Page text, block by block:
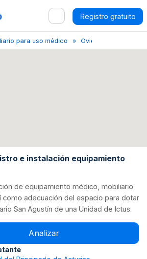
Registro gratuito
para uso médico Oviedo
e instalación equipamiento
de equipamiento médico, mobiliario
como adecuación del espacio para dotar
San Agustín de una Unidad de Ictus.
Analizar